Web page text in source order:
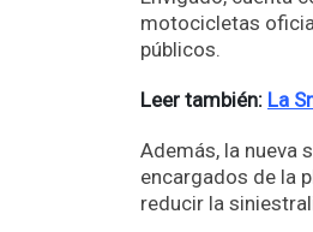
motocicletas
públicos.
Leer también: La
Además, la nueva
encargados de la
reducir la